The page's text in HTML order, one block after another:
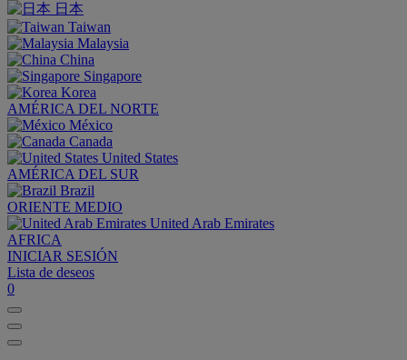
日本
Taiwan
Malaysia
China
Singapore
Korea
AMÉRICA DEL NORTE
México
Canada
United States
AMÉRICA DEL SUR
Brazil
ORIENTE MEDIO
United Arab Emirates
AFRICA
INICIAR SESIÓN
Lista de deseos
0